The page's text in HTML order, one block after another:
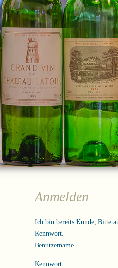
Anmelden
Ich bin bereits Kunde, Bitte
Kennwort.
Benutzername
Kennwort